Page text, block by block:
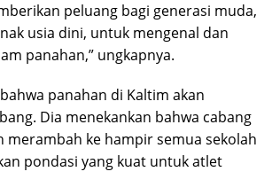
peluang bagi generasi muda,
usia dini, untuk mengenal dan
panahan,” ungkapnya.
panahan di Kaltim akan
Dia menekankan bahwa cabang
merambah ke hampir semua sekolah
pondasi yang kuat untuk atlet